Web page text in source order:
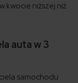
kwocie niższej niż
auta w 3
samochodu